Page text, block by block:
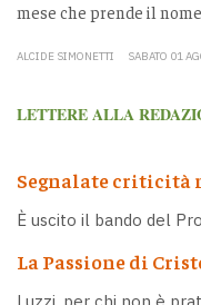
mese che prende il
ALCIDE SIMONETTI SABATO 01
LETTERE ALLA
Segnalate criticità
È uscito il bando del
La Passione di